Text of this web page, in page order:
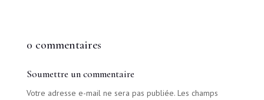
0 commentaires
Soumettre un commentaire
Votre adresse e-mail ne sera pas publiée. Les champs